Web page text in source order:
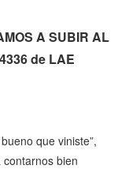
A SUBIR AL
de LAE
que viniste”,
bien